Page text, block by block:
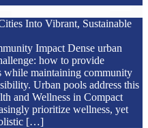
Into Vibrant, Sustainable
Impact Dense urban
how to provide
while maintaining community
Urban pools address this
and Wellness in Compact
prioritize wellness, yet
[…]